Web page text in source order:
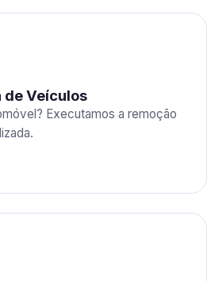
de Veículos
Executamos a remoção